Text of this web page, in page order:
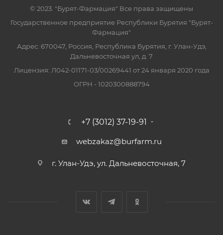
© 2023. "Бурят-Фармация" Все права защищены
Государственное предприятие Республики Бурятия "Бурят-
Фармация"
Адрес: 670047, Россия, Республика Бурятия, г. Улан-Удэ,
Дальневосточная ул, д. 7
Лицензия: Л042-01171-03/00269441 от 24 января 2020 года
ОГРН - 1020300888794
+7 (3012) 37-19-91
webzakaz@burfarm.ru
г. Улан-Удэ, ул. Дальневосточная, 7